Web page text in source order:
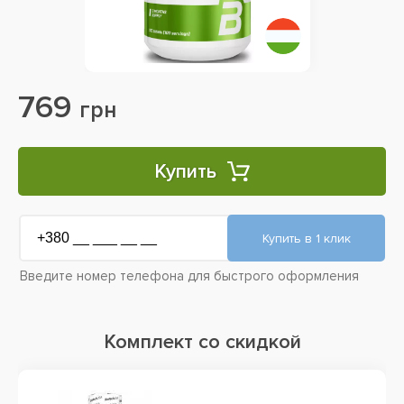
769 грн
Купить
Введите номер телефона для быстрого оформления
Комплект со скидкой